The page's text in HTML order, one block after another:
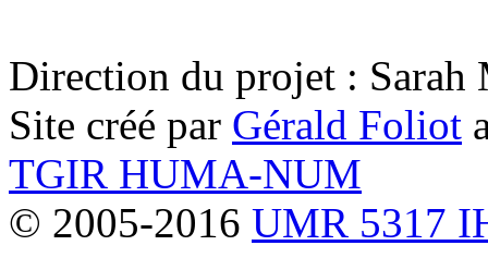
Direction du projet : Sarah
Site créé par Gérald Foliot
TGIR HUMA-NUM
© 2005-2016 UMR 5317